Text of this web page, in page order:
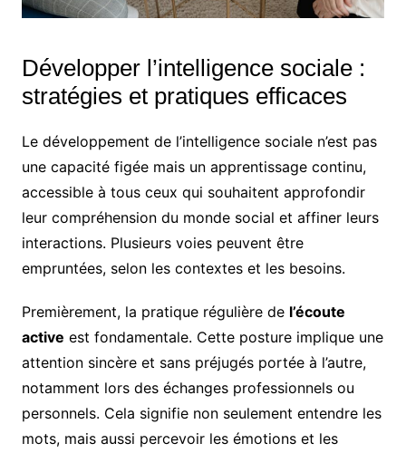
Développer l’intelligence sociale :
stratégies et pratiques efficaces
Le développement de l’intelligence sociale n’est pas
une capacité figée mais un apprentissage continu,
accessible à tous ceux qui souhaitent approfondir
leur compréhension du monde social et affiner leurs
interactions. Plusieurs voies peuvent être
empruntées, selon les contextes et les besoins.
Premièrement, la pratique régulière de l’écoute
active est fondamentale. Cette posture implique une
attention sincère et sans préjugés portée à l’autre,
notamment lors des échanges professionnels ou
personnels. Cela signifie non seulement entendre les
mots, mais aussi percevoir les émotions et les